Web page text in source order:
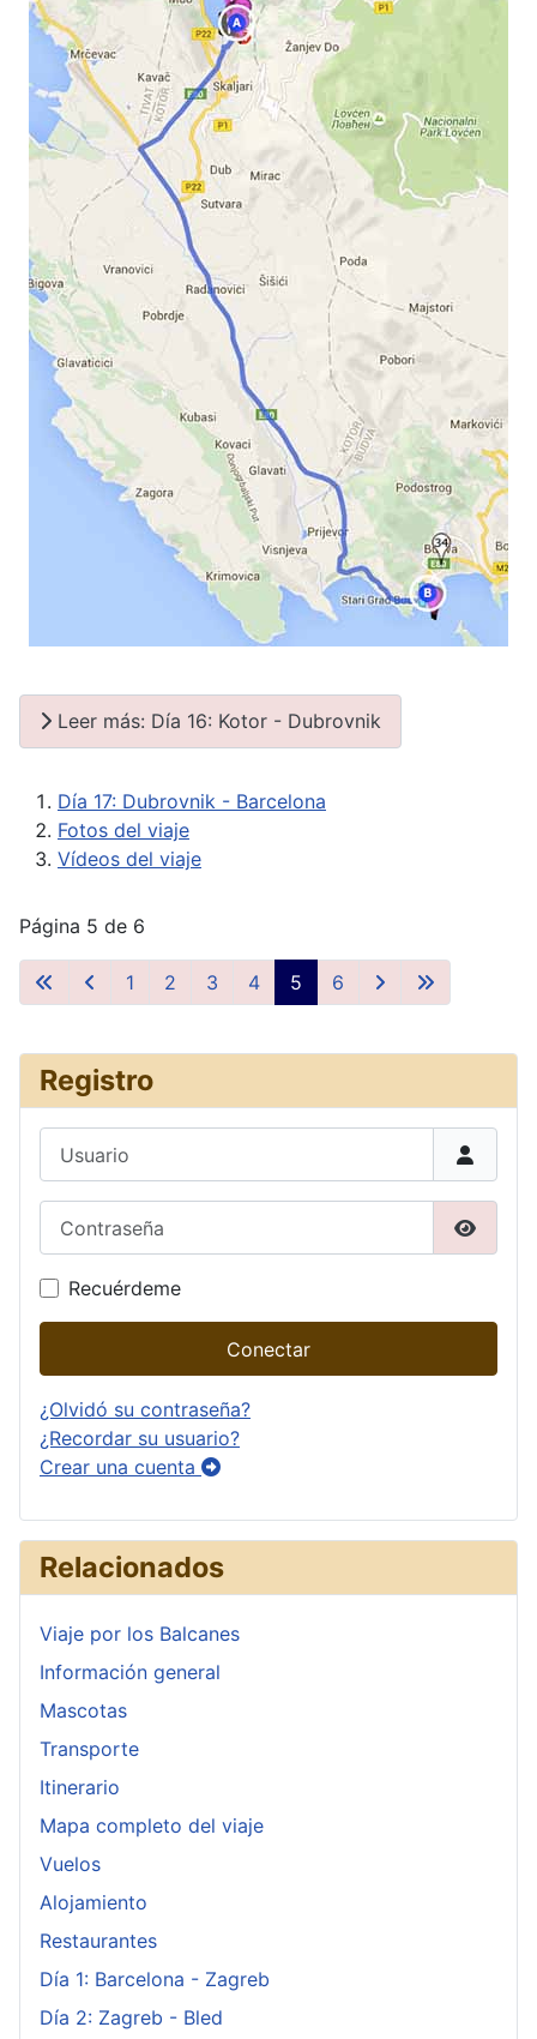
Leer más: Día 16: Kotor - Dubrovnik
Día 17: Dubrovnik - Barcelona
Fotos del viaje
Vídeos del viaje
Página 5 de 6
1 2 3 4 5 6
Registro
Recuérdeme
Conectar
¿Olvidó su contraseña?
¿Recordar su usuario?
Crear una cuenta
Relacionados
Viaje por los Balcanes
Información general
Mascotas
Transporte
Itinerario
Mapa completo del viaje
Vuelos
Alojamiento
Restaurantes
Día 1: Barcelona - Zagreb
Día 2: Zagreb - Bled